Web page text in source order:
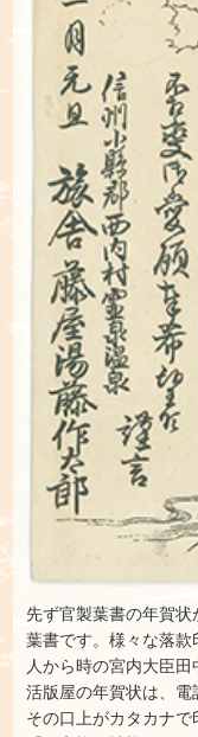
先ず官製葉書の年賀
葉書です。様々な落
人から時の宮内大臣
活版屋の年賀状は、電
その口上がカタカナで